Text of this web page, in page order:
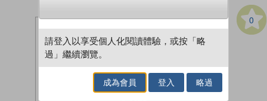
0
請登入以享受個人化閱讀體驗，或按「略
過」繼續瀏覽。
成為會員 登入 略過